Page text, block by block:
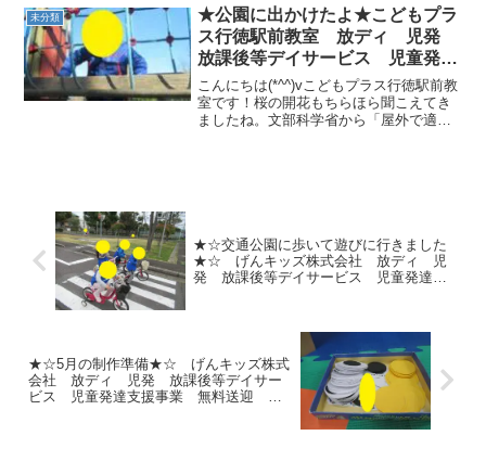
争 ⑤二人三脚 ⑥動物変身リレー ⑦
メダル...
未分類
★公園に出かけたよ★こどもプラ
ス行徳駅前教室 放ディ 児発
放課後等デイサービス 児童発達
支援事業 無料送迎 発達障
害 運動療育 行徳 行徳駅前
南行徳 妙典 市川市
こんにちは(*^^)vこどもプラス行徳駅前教
室です！桜の開花もちらほら聞こえてき
ましたね。文部科学省から「屋外で適度
★☆交通公園に歩いて遊びに行きました
★☆ げんキッズ株式会社 放ディ 児
発 放課後等デイサービス 児童発達支
体幹 ダウン症 ADHD
★☆5月の制作準備★☆ げんキッズ株式
会社 放ディ 児発 放課後等デイサー
ビス 児童発達支援事業 無料送迎 発